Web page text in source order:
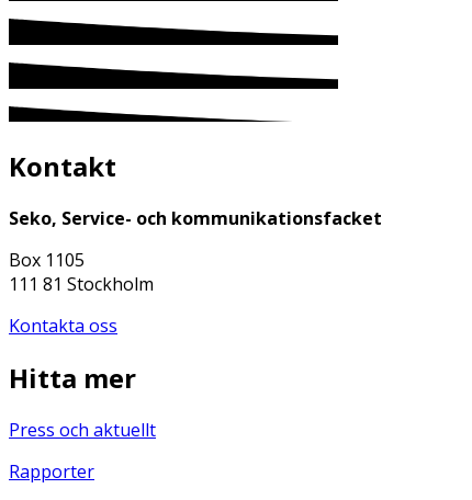
Kontakt
Seko, Service- och kommunikationsfacket
Box 1105
111 81 Stockholm
Kontakta oss
Hitta mer
Press och aktuellt
Rapporter